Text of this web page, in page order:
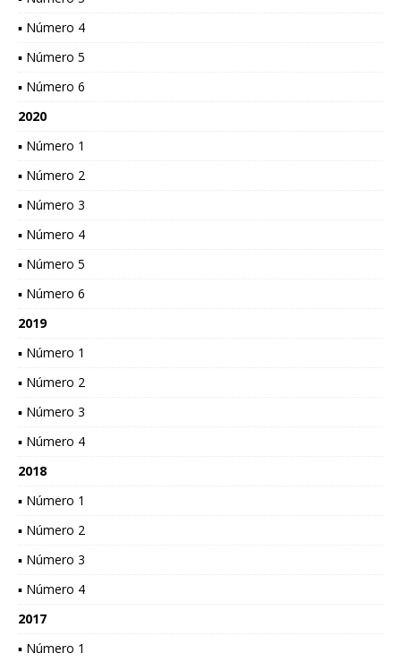
▪ Número 4
▪ Número 5
▪ Número 6
2020
▪ Número 1
▪ Número 2
▪ Número 3
▪ Número 4
▪ Número 5
▪ Número 6
2019
▪ Número 1
▪ Número 2
▪ Número 3
▪ Número 4
2018
▪ Número 1
▪ Número 2
▪ Número 3
▪ Número 4
2017
▪ Número 1